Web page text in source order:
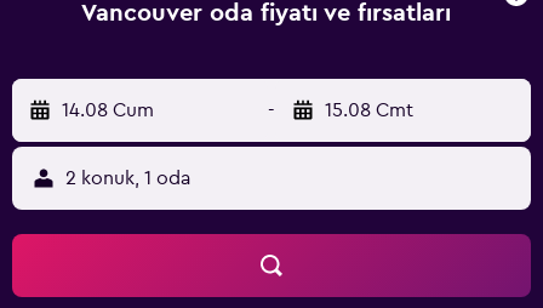
Vancouver oda fiyatı ve fırsatları
14.08 Cum - 15.08 Cmt
2 konuk, 1 oda